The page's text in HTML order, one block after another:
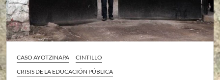
CASO AYOTZINAPA
CINTILLO
CRISIS DE LA EDUCACIÓN PÚBLICA